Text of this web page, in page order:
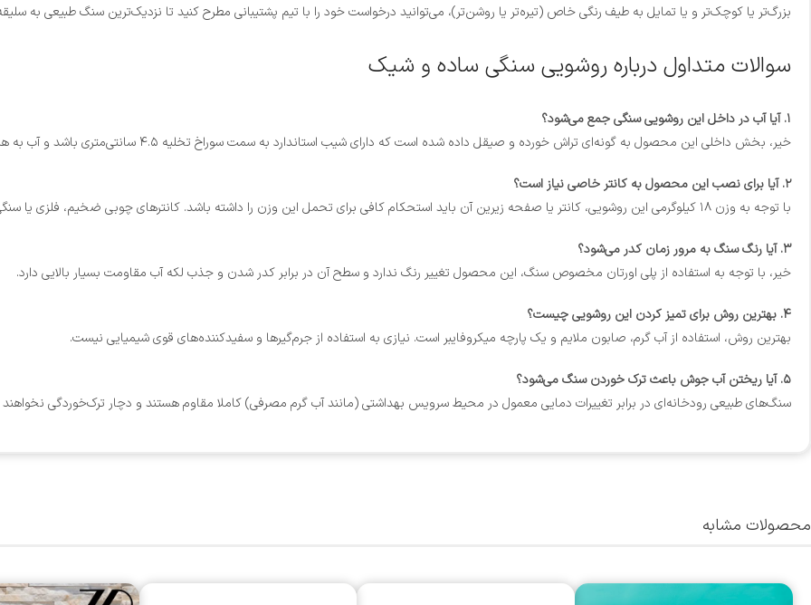
بزرگ‌تر یا کوچک‌تر و یا تمایل به طیف رنگی خاص (تیره‌تر یا روشن‌تر)، می‌توانید درخواست خود را با تیم پشتیبانی مطرح کنید تا نزدیک‌ترین سنگ طبیعی به
سوالات متداول درباره روشویی سنگی ساده و شیک
۱. آیا آب در داخل این روشویی سنگی جمع می‌شود؟
خیر، بخش داخلی این محصول به گونه‌ای تراش خورده و صیقل داده شده است که دارای شیب استاندارد به سمت سوراخ تخلیه ۴.۵ سانتی‌متری باشد و آب به هیچ وجه داخل آن راکد نمی‌ماند.
۲. آیا برای نصب این محصول به کانتر خاصی نیاز است؟
با توجه به وزن ۱۸ کیلوگرمی این روشویی، کانتر یا صفحه زیرین آن باید استحکام کافی برای تحمل این وزن را داشته باشد. کانترهای چوبی ضخیم، فلزی یا سنگی بهترین گزینه‌ها هستند.
۳. آیا رنگ سنگ به مرور زمان کدر می‌شود؟
خیر، با توجه به استفاده از پلی اورتان مخصوص سنگ، این محصول تغییر رنگ ندارد و سطح آن در برابر کدر شدن و جذب لکه آب مقاومت بسیار بالایی دارد.
۴. بهترین روش برای تمیز کردن این روشویی چیست؟
بهترین روش، استفاده از آب گرم، صابون ملایم و یک پارچه میکروفایبر است. نیازی به استفاده از جرم‌گیرها و سفیدکننده‌های قوی شیمیایی نیست.
۵. آیا ریختن آب جوش باعث ترک خوردن سنگ می‌شود؟
سنگ‌های طبیعی رودخانه‌ای در برابر تغییرات دمایی معمول در محیط سرویس بهداشتی (مانند آب گرم مصرفی) کاملا مقاوم هستند و دچار ترک‌خوردگی
محصولات مشابه